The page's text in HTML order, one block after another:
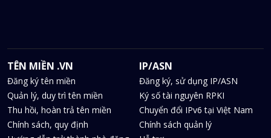
TÊN MIỀN .VN
Đăng ký tên miền
Quản lý, duy trì tên miền
Thu hồi, hoàn trả tên miền
Chính sách, quy định
IP/ASN
Đăng ký, sử dụng IP/ASN
Ký số tài nguyên RPKI
Chuyển đổi IPv6 tại Việt Nam
Chính sách quản lý